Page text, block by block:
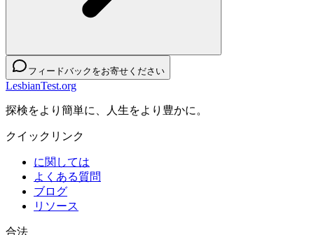
フィードバックをお寄せください
LesbianTest.org
探検をより簡単に、人生をより豊かに。
クイックリンク
に関しては
よくある質問
ブログ
リソース
合法